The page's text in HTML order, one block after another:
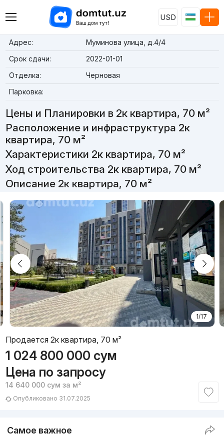
USD
Адрес:
Муминова улица, д.4/4
Срок сдачи:
2022-01-01
Отделка:
Черновая
Парковка:
Цены и Планировки в 2к квартира, 70 м²
Расположение и инфраструктура 2к
квартира, 70 м²
Характеристики 2к квартира, 70 м²
Ход строительства 2к квартира, 70 м²
Описание 2к квартира, 70 м²
1/17
Продается 2к квартира, 70 м²
1 024 800 000 сум
Цена по запросу
14 640 000 сум за м²
Опубликовано 31.07.2025
Самое важное